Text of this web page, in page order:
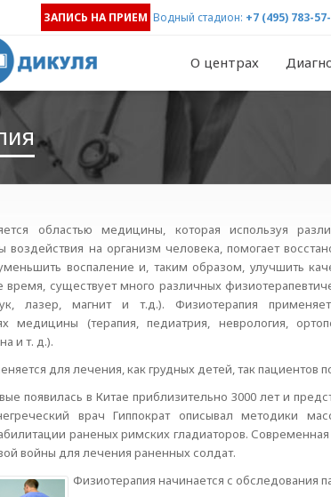
ЗАПИСЬ НА ПРИЕМ Водный стадион: +7 (495) 783-
О центрах
областью медицины, которая используя
на организм человека, помогает
воспаление и, таким образом, улучшить
существует много различных
лазер, магнит и т.д.). Физиотерапия
медицины (терапия, педиатрия, неврология,
и т. д.).
для лечения, как грудных детей, так пациентов
появилась в Китае приблизительно 3000 лет и
врач Гиппократ описывал методики
раненых римских гладиаторов. Современная
войны для лечения раненных солдат.
Физиотерапия начинается с обследования